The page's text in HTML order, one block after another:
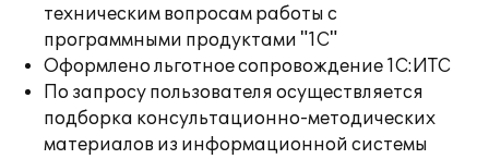
техническим вопросам работы с
программными продуктами "1С"
Оформлено льготное сопровождение 1С:ИТС
По запросу пользователя осуществляется
подборка консультационно-методических
материалов из информационной системы